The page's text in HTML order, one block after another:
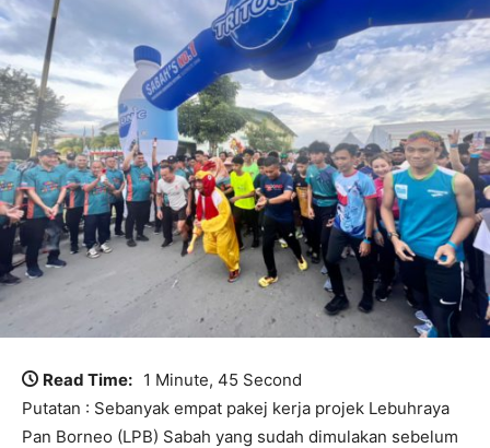
Read Time: 1 Minute, 45 Second
Putatan : Sebanyak empat pakej kerja projek Lebuhraya
Pan Borneo (LPB) Sabah yang sudah dimulakan sebelum